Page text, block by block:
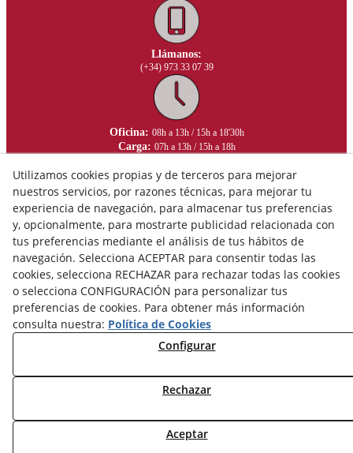
Llámanos:
(+34) 973 33 07 39
Oficina: 08h a 13h / 15h a 18'30h
Carga: 07h a 13h / 15h a 18h
© 08/2026 Ceràmica Belianes - Todos los derechos reservados.
Utilizamos cookies propias y de terceros para mejorar
nuestros servicios, por razones técnicas, para mejorar tu
experiencia de navegación, para almacenar tus preferencias
y, opcionalmente, para mostrarte publicidad relacionada con
tus preferencias mediante el análisis de tus hábitos de
navegación. Selecciona ACEPTAR para consentir todas las
cookies, selecciona RECHAZAR para rechazar todas las cookies
o selecciona CONFIGURACIÓN para personalizar tus
preferencias de cookies. Para obtener más información
consulta nuestra: Política de Cookies
Configurar
Rechazar
Aceptar